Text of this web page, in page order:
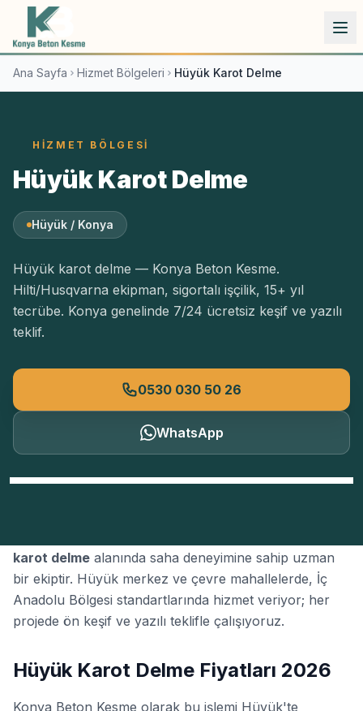
İçeriğe atla
Ana Sayfa Hizmet Bölgeleri Hüyük Karot Delme
HIZMET BÖLGESI
Hüyük Karot Delme
Hüyük / Konya
Hüyük karot delme — Konya Beton Kesme.
Hilti/Husqvarna ekipman, sigortalı işçilik, 15+ yıl
tecrübe. Konya genelinde 7/24 ücretsiz keşif ve yazılı
teklif.
0530 030 50 26
WhatsApp
karot delme alanında saha deneyimine sahip uzman
bir ekiptir. Hüyük merkez ve çevre mahallelerde, İç
Anadolu Bölgesi standartlarında hizmet veriyor; her
projede ön keşif ve yazılı teklifle çalışıyoruz.
Hüyük Karot Delme Fiyatları 2026
Konya Beton Kesme olarak bu işlemi Hüyük'te